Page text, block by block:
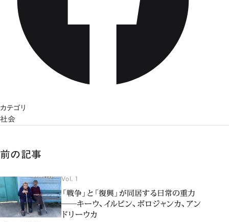
カテゴリ
社会
前の記事
Vol. 1
「戦争」と「復興」が同居する日常の重力
――キーウ、イルピン、ボロジャンカ、アン
ドリーウカ